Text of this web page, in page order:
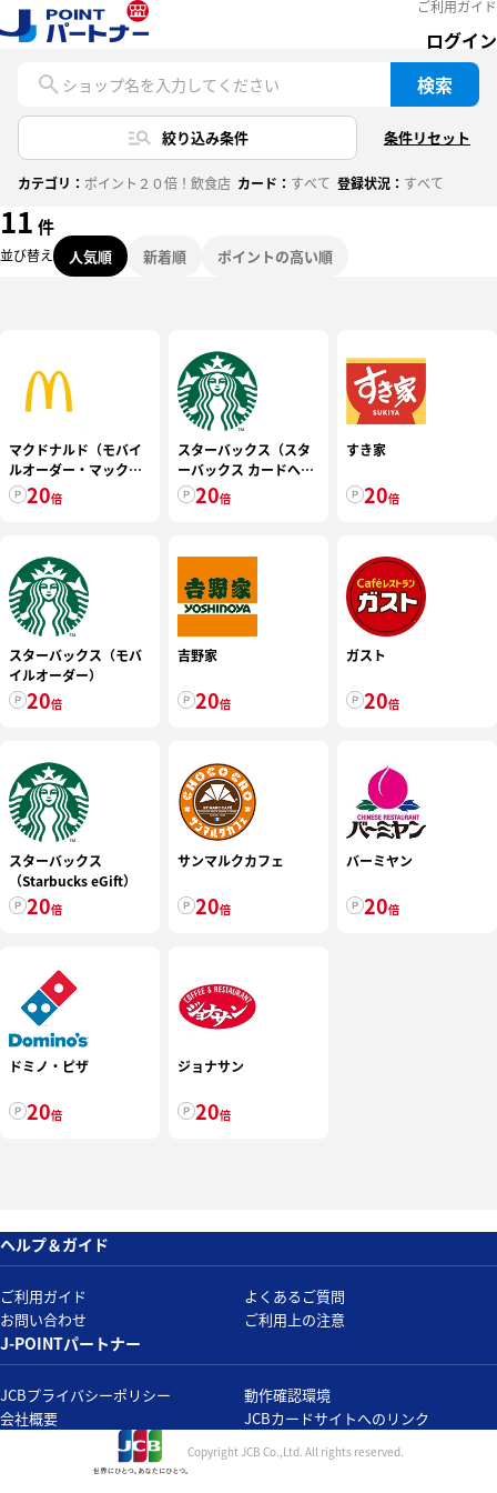
ログイン
ご利用ガイド
ショップ名を入力してください 検索
絞り込み条件 条件リセット
カテゴリ： ポイント２０倍！飲食店 カード： すべて 登録状況： すべて
11 件
並び替え 人気順 新着順 ポイントの高い順
マクドナルド（モバイ
ルオーダー・マックデ
リバリー(R)サービス限
定）
20倍
スターバックス（スタ
ーバックス カードへの
オンライン入金・オー
トチャージ）
20倍
すき家
20倍
スターバックス（モバ
イルオーダー）
20倍
吉野家
20倍
ガスト
20倍
スターバックス
（Starbucks eGift）
20倍
サンマルクカフェ
20倍
バーミヤン
20倍
ドミノ・ピザ
20倍
ジョナサン
20倍
ヘルプ＆ガイド
ご利用ガイド
よくあるご質問
お問い合わせ
ご利用上の注意
J-POINTパートナー
JCBプライバシーポリシー
動作確認環境
会社概要
JCBカードサイトへのリンク
Copyright JCB Co.,Ltd. All rights reserved.